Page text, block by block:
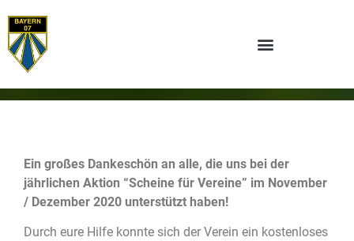
Ein großes Dankeschön an alle, die uns bei der
jährlichen Aktion “Scheine für Vereine” im November
/ Dezember 2020 unterstützt haben!
Durch eure Hilfe konnte sich der Verein ein kostenloses